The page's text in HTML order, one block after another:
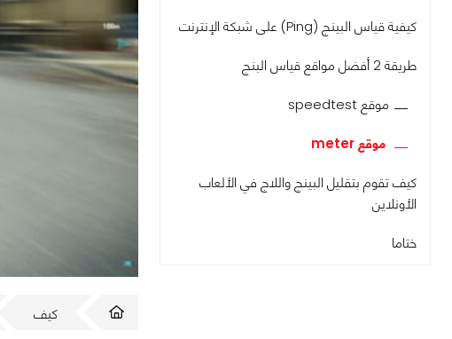
كيفية قياس البينج (Ping) على شبكة الإنترنت
طريقة 2 أفضل مواقع قياس البنج
موقع speedtest
موقع meter
كيف تقوم بتقليل البينج واللاج في الألعاب
الأونلاين
ختاما
كيف